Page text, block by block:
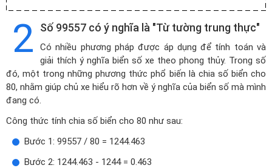
2 Số 99557 có ý nghĩa là "Từ tường trung thực"
Có nhiều phương pháp được áp dụng để tính toán và
giải thích ý nghĩa biển số xe theo phong thủy. Trong số
đó, một trong những phương thức phổ biến là chia số biển cho
80, nhằm giúp chủ xe hiểu rõ hơn về ý nghĩa của biển số mà mình
đang có.
Công thức tính chia số biển cho 80 như sau:
Bước 1: 99557 / 80 = 1244.463
Bước 2: 1244.463 - 1244 = 0.463